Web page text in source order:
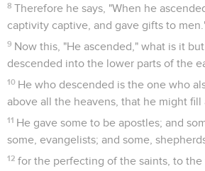
8 Therefore he says, "When he
captivity captive, and gave gifts to
9 Now this, "He ascended," what is it
descended into the lower parts of the
10 He who descended is the one who
above all the heavens, that he might fill
11 He gave some to be apostles; and
some, evangelists; and some,
12 for the perfecting of the saints, to